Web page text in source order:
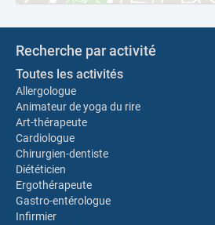
Recherche par activité
Toutes les activités
Allergologue
Animateur de yoga du rire
Art-thérapeute
Cardiologue
Chirurgien-dentiste
Diététicien
Ergothérapeute
Gastro-entérologue
Infirmier